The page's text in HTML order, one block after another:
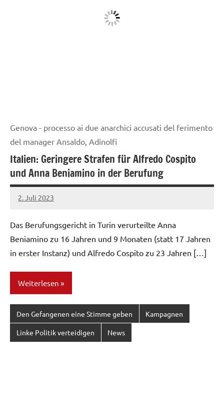
Genova - processo ai due anarchici accusati del ferimento
del manager Ansaldo, Adinolfi
Italien: Geringere Strafen für Alfredo Cospito
und Anna Beniamino in der Berufung
2. Juli 2023
network
Das Berufungsgericht in Turin verurteilte Anna
Beniamino zu 16 Jahren und 9 Monaten (statt 17 Jahren
in erster Instanz) und Alfredo Cospito zu 23 Jahren […]
Weiterlesen
Den Gefangenen eine Stimme geben Kampagnen
Linke Politik verteidigen News